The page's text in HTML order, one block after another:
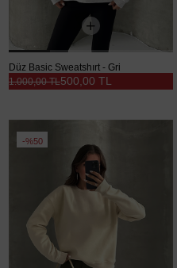
Düz Basic Sweatshırt - Gri
500,00 TL
1.000,00 TL
%50